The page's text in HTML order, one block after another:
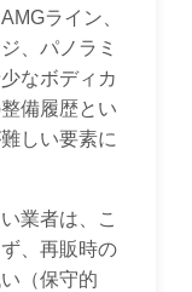
ライン、
、パノラミ
なボディカ
備履歴とい
しい要素に
業者は、こ
、再販時の
（保守的